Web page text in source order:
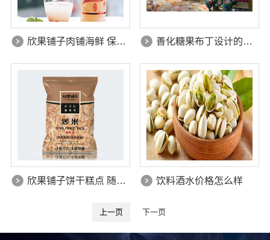
欣果铺子肉铺海鲜 保证顾客的满意度 善化糖果布丁设计的非常新颖
欣果铺子饼干糕点 随时处理顾客的来电 饮料酒水价格怎么样
上一页 下一页